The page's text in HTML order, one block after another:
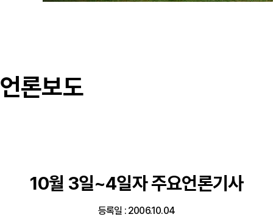
언론보도
10월 3일~4일자 주요언론기사
등록일 : 2006.10.04